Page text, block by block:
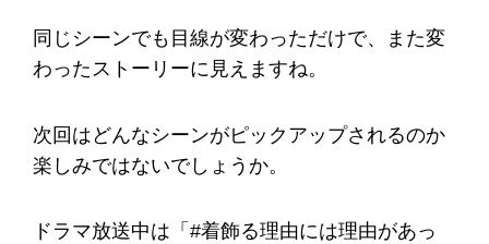
同じシーンでも目線が変わっただけで、また変
わったストーリーに見えますね。
次回はどんなシーンがピックアップされるのか
楽しみではないでしょうか。
ドラマ放送中は「#着飾る理由には理由があっ